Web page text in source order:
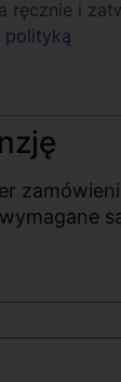
ręcznie i
polityką